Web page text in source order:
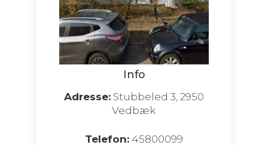
Info
Adresse:Stubbeled 3, 2950
Vedbæk
Telefon:45800099